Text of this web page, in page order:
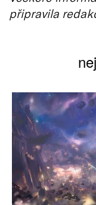
připravila